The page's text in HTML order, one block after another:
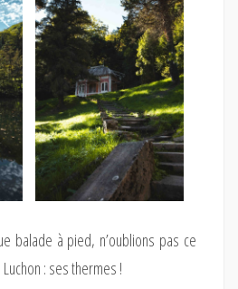
balade à pied, n’oublions pas ce
: ses thermes !